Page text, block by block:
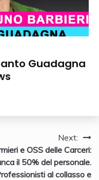
Guadagna
Next:
e OSS delle Carceri:
il 50% del personale.
al collasso e